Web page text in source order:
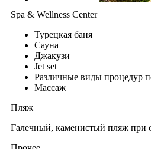
Spa & Wellness Center
Турецкая баня
Сауна
Джакузи
Jet set
Различные виды процедур
Массаж
Пляж
Галечный, каменистый пляж при